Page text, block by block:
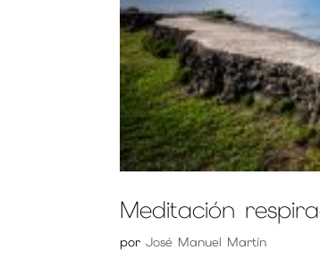
Meditación
porJosé Manuel Martín